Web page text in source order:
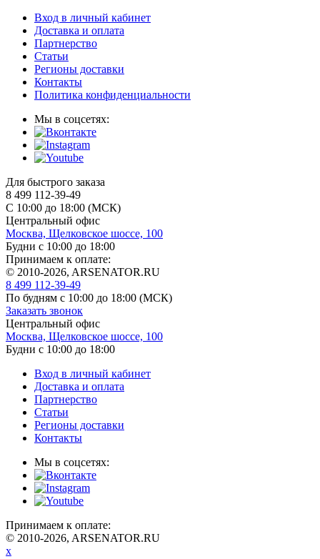
Вход в личный кабинет
Доставка и оплата
Партнерство
Статьи
Регионы доставки
Контакты
Политика конфиденциальности
Мы в соцсетях:
Для быстрого заказа
8 499 112-39-49
С 10:00 до 18:00 (МСК)
Центральный офис
Москва, Щелковское шоссе, 100
Будни с 10:00 до 18:00
Принимаем к оплате:
© 2010-2026, ARSENATOR.RU
8 499 112-39-49
По будням с 10:00 до 18:00 (МСК)
Заказать звонок
Центральный офис
Москва, Щелковское шоссе, 100
Будни с 10:00 до 18:00
Вход в личный кабинет
Доставка и оплата
Партнерство
Статьи
Регионы доставки
Контакты
Мы в соцсетях:
Принимаем к оплате:
© 2010-2026, ARSENATOR.RU
x